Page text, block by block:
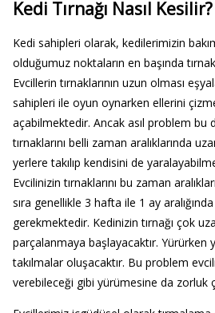
Kedi Tırnağı Nasıl Kesilir?
Kedi sahipleri olarak, kedilerimizin
olduğumuz noktaların en başında
Evcillerin tırnaklarının uzun olması
sahipleri ile oyun oynarken ellerini
açabilmektedir. Ancak asıl problem bu
tırnaklarını belli zaman aralıklarında
yerlere takılıp kendisini de yaralayabilme
Evcilinizin tırnaklarını bu zaman
sıra genellikle 3 hafta ile 1 ay
gerekmektedir. Kedinizin tırnağı çok
parçalanmaya başlayacaktır. Yürürken
takılmalar oluşacaktır. Bu problem
verebileceği gibi yürümesine da zorluk